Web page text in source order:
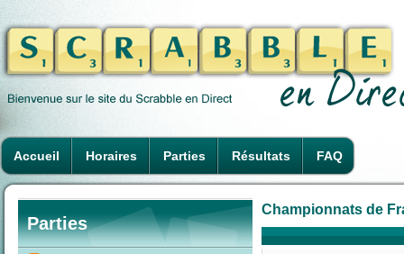
Accueil Horaires Parties Résultats FAQ
Parties
Championnats de